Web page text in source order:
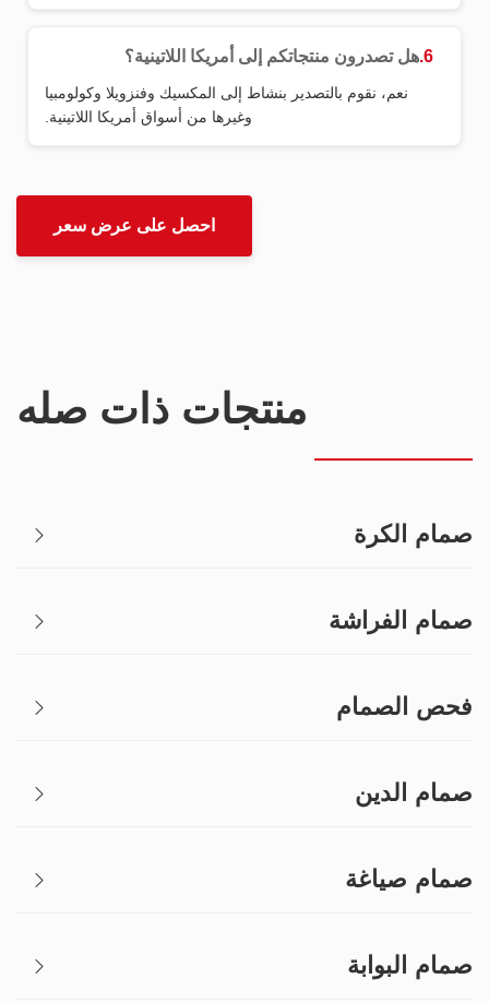
6. هل تصدرون منتجاتكم إلى أمريكا اللاتينية؟
نعم، نقوم بالتصدير بنشاط إلى المكسيك وفنزويلا وكولومبيا
وغيرها من أسواق أمريكا اللاتينية.
احصل على عرض سعر
منتجات ذات صله
صمام الكرة
صمام الفراشة
فحص الصمام
صمام الدين
صمام صياغة
صمام البوابة